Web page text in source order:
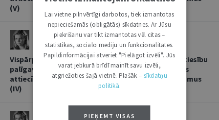
(V)
LINDA LIELBRIEDE
20. FEBRUĀRIS • 11:13
Vispārpieņemtās starptautiskās banku prakses kā tiesību
palīgavota vieta un loma kredītiestāžu savstarpējās
attiecībās, sniedzot korespondentbanku pakalpojumus
(IV)
Lai vietne pilnvērtīgi darbotos, tiek izmantotas
nepieciešamās (obligātās) sīkdatnes. Ar Jūsu
piekrišanu var tikt izmantotas vēl citas –
statistikas, sociālo mediju un funkcionalitātes.
Papildinformācijai atveriet "Pielāgot izvēli". Jūs
varat jebkurā brīdī mainīt savu izvēli,
atgriežoties šajā vietnē. Plašāk – sīkdatņu
politikā.
PIEŅEMT VISAS